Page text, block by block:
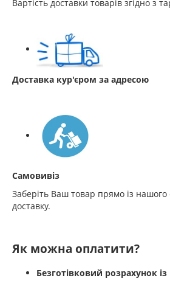
Вартість доставки товарів згідно з
Доставка кур'єром за адресою
Самовивіз
Заберіть Ваш товар прямо із нашого
доставку.
Як можна оплатити?
Безготівковий розрахунок